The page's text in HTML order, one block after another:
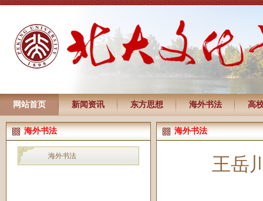
网站首页 新闻资讯 东方思想 海外书法 高
海外书法
海外书法
海外书法
王岳